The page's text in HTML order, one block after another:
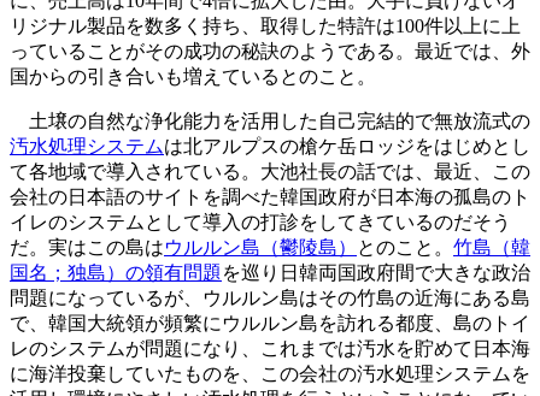
リジナル製品を数多く持ち、取得した特許は100件以上に上
っていることがその成功の秘訣のようである。最近では、外
国からの引き合いも増えているとのこと。
土壌の自然な浄化能力を活用した自己完結的で無放流式の
汚水処理システムは北アルプスの槍ケ岳ロッジをはじめとし
て各地域で導入されている。大池社長の話では、最近、この
会社の日本語のサイトを調べた韓国政府が日本海の孤島のト
イレのシステムとして導入の打診をしてきているのだそう
だ。実はこの島はウルルン島（鬱陵島） とのこと。 竹島（韓
国名；独島）の領有問題 を巡り日韓両国政府間で大きな政治
問題になっているが、ウルルン島はその竹島の近海にある島
で、韓国大統領が頻繁にウルルン島を訪れる都度、島のトイ
レのシステムが問題になり、これまでは汚水を貯めて日本海
に海洋投棄していたものを、この会社の汚水処理システムを